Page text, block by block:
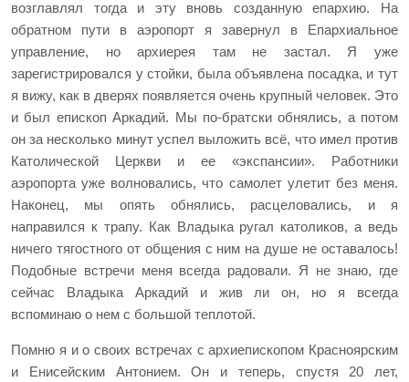
возглавлял тогда и эту вновь созданную епархию. На
обратном пути в аэропорт я завернул в Епархиальное
управление, но архиерея там не застал. Я уже
зарегистрировался у стойки, была объявлена посадка, и тут
я вижу, как в дверях появляется очень крупный человек. Это
и был епископ Аркадий. Мы по-братски обнялись, а потом
он за несколько минут успел выложить всё, что имел против
Католической Церкви и ее «экспансии». Работники
аэропорта уже волновались, что самолет улетит без меня.
Наконец, мы опять обнялись, расцеловались, и я
направился к трапу. Как Владыка ругал католиков, а ведь
ничего тягостного от общения с ним на душе не оставалось!
Подобные встречи меня всегда радовали. Я не знаю, где
сейчас Владыка Аркадий и жив ли он, но я всегда
вспоминаю о нем с большой теплотой.
Помню я и о своих встречах с архиепископом Красноярским
и Енисейским Антонием. Он и теперь, спустя 20 лет,